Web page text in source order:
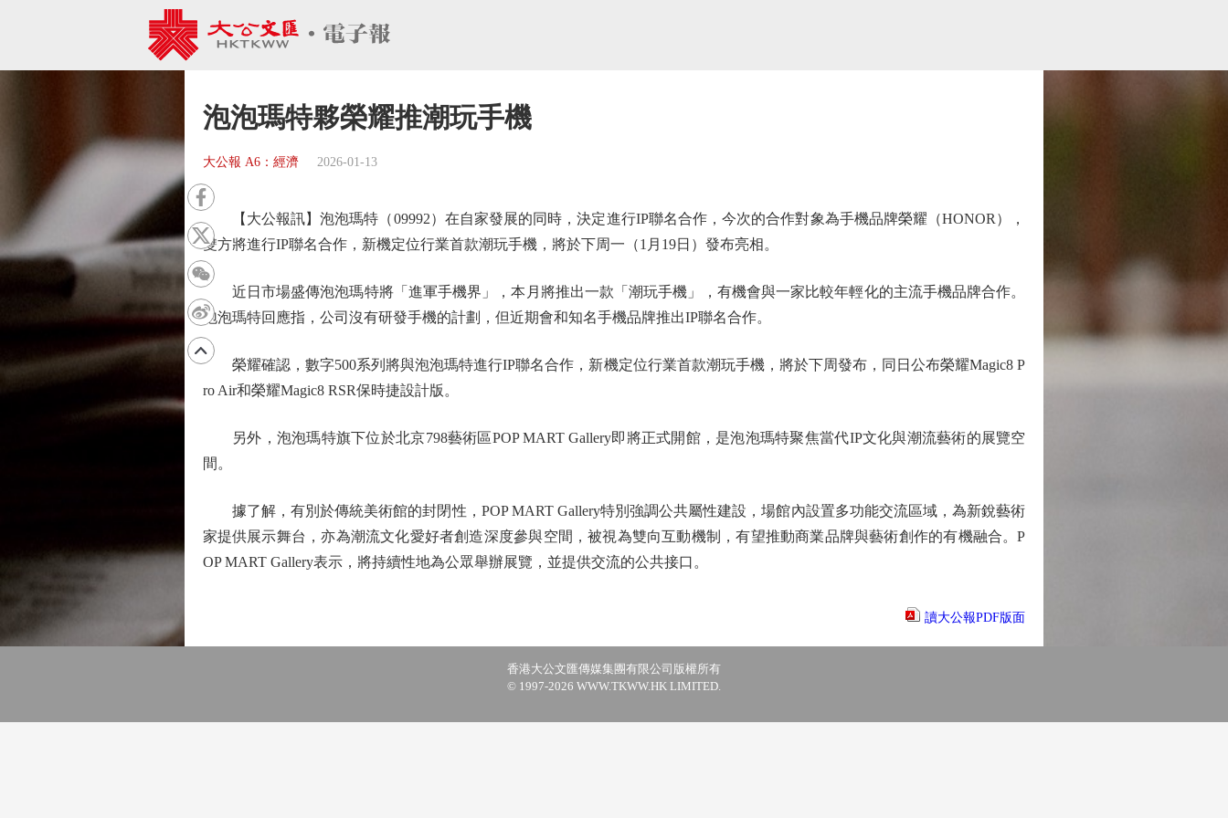
泡泡瑪特夥榮耀推潮玩手機
大公報 A6：經濟 2026-01-13
【大公報訊】泡泡瑪特（09992）在自家發展的同時，決定進行IP聯名合作，今次的合作對象為手機品牌榮耀（HONOR），
雙方將進行IP聯名合作，新機定位行業首款潮玩手機，將於下周一（1月19日）發布亮相。
近日市場盛傳泡泡瑪特將「進軍手機界」，本月將推出一款「潮玩手機」，有機會與一家比較年輕化的主流手機品牌合作。
泡泡瑪特回應指，公司沒有研發手機的計劃，但近期會和知名手機品牌推出IP聯名合作。
榮耀確認，數字500系列將與泡泡瑪特進行IP聯名合作，新機定位行業首款潮玩手機，將於下周發布，同日公布榮耀Magic8 P
ro Air和榮耀Magic8 RSR保時捷設計版。
另外，泡泡瑪特旗下位於北京798藝術區POP MART Gallery即將正式開館，是泡泡瑪特聚焦當代IP文化與潮流藝術的展覽空
間。
據了解，有別於傳統美術館的封閉性，POP MART Gallery特別強調公共屬性建設，場館內設置多功能交流區域，為新銳藝術
家提供展示舞台，亦為潮流文化愛好者創造深度參與空間，被視為雙向互動機制，有望推動商業品牌與藝術創作的有機融合。P
OP MART Gallery表示，將持續性地為公眾舉辦展覽，並提供交流的公共接口。
讀大公報PDF版面
香港大公文匯傳媒集團有限公司版權所有
© 1997-2026 WWW.TKWW.HK LIMITED.